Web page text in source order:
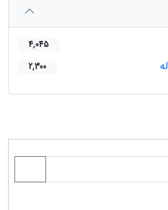
4,045
2,300